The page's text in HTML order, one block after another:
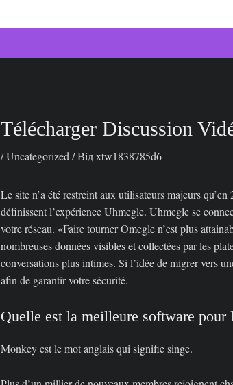
Télécharger Discussion
/Uncategorized/ Відxtw1838785d6
Le site n’a été restreint aux utilisateurs majeurs
définissent l’expérience Uhmegle. Uhmegle se
votre réseau. «Faire tourner Omegle n’est plus
nombreuses données visibles et collectées par les
conversations plus intimes. Si l’idée de migrer vers
afin de garantir votre sécurité.
Quelle est la meilleure software pour
Monkey est le mot anglais qui signifie singe.